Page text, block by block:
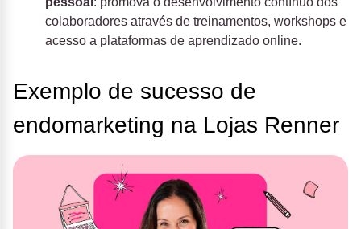
colaboradores através de treinamentos, workshops e
acesso a plataformas de aprendizado online.
Exemplo de sucesso de
endomarketing na Lojas Renner